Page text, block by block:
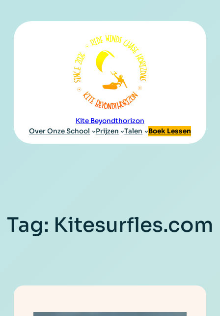
Kite Beyondthorizon
Over Onze School
Prijzen Talen Boek Lessen
Tag: Kitesurfles.com